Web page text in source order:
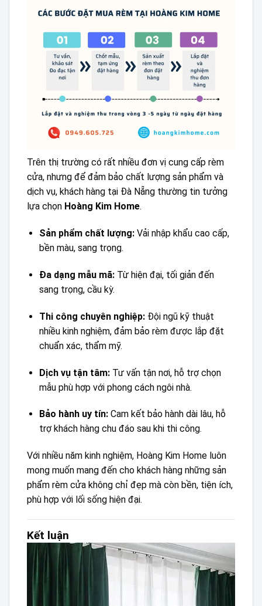
Trên thị trường có rất nhiều đơn vị cung cấp rèm
cửa, nhưng để đảm bảo chất lượng sản phẩm và
dịch vụ, khách hàng tại Đà Nẵng thường tin tưởng
lựa chọn Hoàng Kim Home.
Sản phẩm chất lượng:Vải nhập khẩu cao cấp,
bền màu, sang trọng.
Đa dạng mẫu mã:Từ hiện đại, tối giản đến
sang trọng, cầu kỳ.
Thi công chuyên nghiệp:Đội ngũ kỹ thuật
nhiều kinh nghiệm, đảm bảo rèm được lắp đặt
chuẩn xác, thẩm mỹ.
Dịch vụ tận tâm:Tư vấn tận nơi, hỗ trợ chọn
mẫu phù hợp với phong cách ngôi nhà.
Bảo hành uy tín:Cam kết bảo hành dài lâu, hỗ
trợ khách hàng chu đáo sau khi thi công.
Với nhiều năm kinh nghiệm, Hoàng Kim Home luôn
mong muốn mang đến cho khách hàng những sản
phẩm rèm cửa không chỉ đẹp mà còn bền, tiện ích,
phù hợp với lối sống hiện đại.
Kết luận